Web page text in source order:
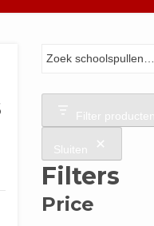
Filter producten
Sluiten
Filters
Price